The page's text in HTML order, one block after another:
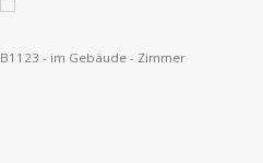
B1123 - im Gebäude - Zimmer